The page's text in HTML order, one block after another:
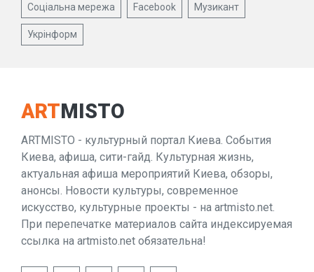
Соціальна мережа Facebook Музикант
Укрінформ
ARTMISTO
ARTMISTO - культурный портал Киева. События
Киева, афиша, сити-гайд. Культурная жизнь,
актуальная афиша мероприятий Киева, обзоры,
анонсы. Новости культуры, современное
искусство, культурные проекты - на artmisto.net.
При перепечатке материалов сайта индексируемая
ссылка на artmisto.net обязательна!